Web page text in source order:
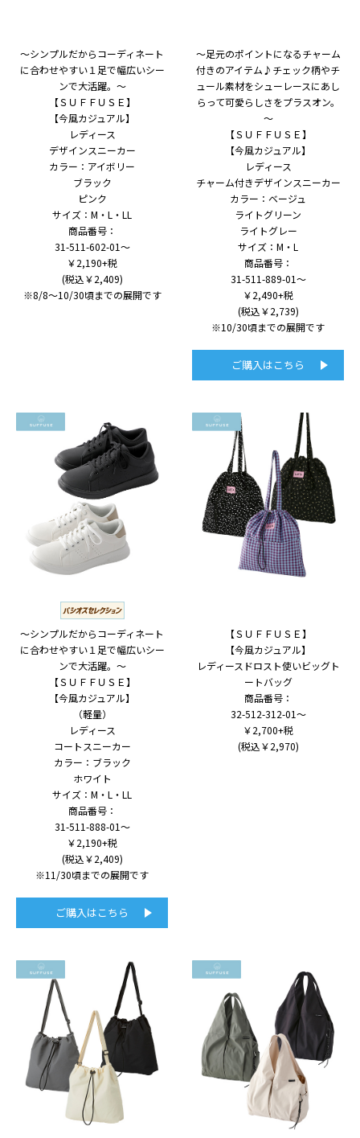
～シンプルだからコーディネート
に合わせやすい１足で幅広いシー
ンで大活躍。～
【ＳＵＦＦＵＳＥ】
【今風カジュアル】
レディース
デザインスニーカー
カラー：アイボリー
ブラック
ピンク
サイズ：M・L・LL
商品番号：
31-511-602-01～
￥2,190+税
(税込￥2,409)
※8/8～10/30頃までの展開です
～足元のポイントになるチャーム
付きのアイテム♪チェック柄やチ
ュール素材をシューレースにあし
らって可愛らしさをプラスオン。
～
【ＳＵＦＦＵＳＥ】
【今風カジュアル】
レディース
チャーム付きデザインスニーカー
カラー：ベージュ
ライトグリーン
ライトグレー
サイズ：M・L
商品番号：
31-511-889-01～
￥2,490+税
(税込￥2,739)
※10/30頃までの展開です
ご購入はこちら
～シンプルだからコーディネート
に合わせやすい１足で幅広いシー
ンで大活躍。～
【ＳＵＦＦＵＳＥ】
【今風カジュアル】
（軽量）
レディース
コートスニーカー
カラー：ブラック
ホワイト
サイズ：M・L・LL
商品番号：
31-511-888-01～
￥2,190+税
(税込￥2,409)
※11/30頃までの展開です
ご購入はこちら
【ＳＵＦＦＵＳＥ】
【今風カジュアル】
レディースドロスト使いビッグト
ートバッグ
商品番号：
32-512-312-01～
￥2,700+税
(税込￥2,970)